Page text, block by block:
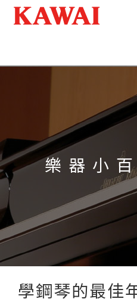
樂 器 小
學鋼琴的最佳